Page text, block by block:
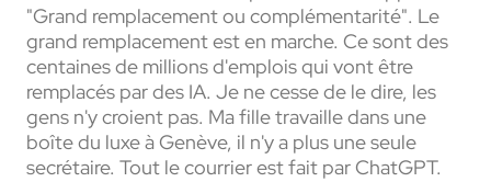
"Grand remplacement ou complémentarité". Le
grand remplacement est en marche. Ce sont des
centaines de millions d'emplois qui vont être
remplacés par des IA. Je ne cesse de le dire, les
gens n'y croient pas. Ma fille travaille dans une
boîte du luxe à Genève, il n'y a plus une seule
secrétaire. Tout le courrier est fait par ChatGPT.